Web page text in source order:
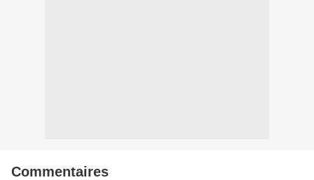
Commentaires